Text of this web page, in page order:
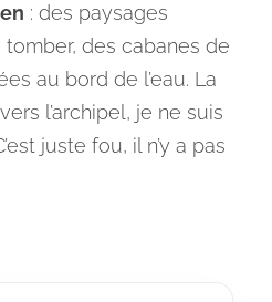
: des paysages
des cabanes de
au bord de l’eau. La
l’archipel, je ne suis
juste fou, il n’y a pas